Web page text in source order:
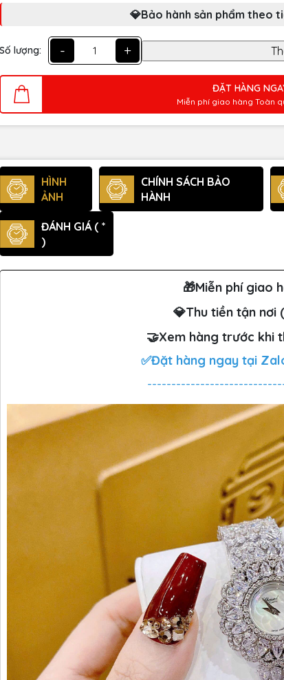
💎Bảo hành sản phẩm theo
Số lượng: - +
ĐẶT HÀNG
Miễn phí giao hàng Toàn
HÌNH
ẢNH
CHÍNH SÁCH BẢO
HÀNH
ĐÁNH GIÁ ( *
)
🎁Miễn phí giao
💎Thu tiền tận nơi
🤝Xem hàng trước khi
✅Đặt hàng ngay tại